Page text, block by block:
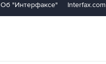
Об "Интерфаксе" Interfax.com